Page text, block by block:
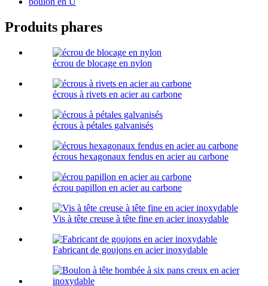
Produits phares
écrou de blocage en nylon
écrous à rivets en acier au carbone
écrous à pétales galvanisés
écrous hexagonaux fendus en acier au carbone
écrou papillon en acier au carbone
Vis à tête creuse à tête fine en acier inoxydable
Fabricant de goujons en acier inoxydable